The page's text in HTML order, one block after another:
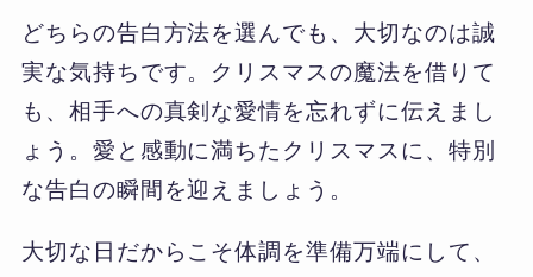
どちらの告白方法を選んでも、大切なのは誠
実な気持ちです。クリスマスの魔法を借りて
も、相手への真剣な愛情を忘れずに伝えまし
ょう。愛と感動に満ちたクリスマスに、特別
な告白の瞬間を迎えましょう。
大切な日だからこそ体調を準備万端にして、